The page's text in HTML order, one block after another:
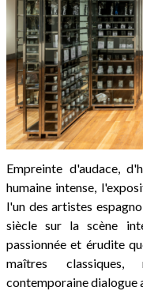
Empreinte d'audace,
humaine intense,
l'un des artistes
siècle sur la scène
passionnée et érudite
maîtres
contemporaine dialogue